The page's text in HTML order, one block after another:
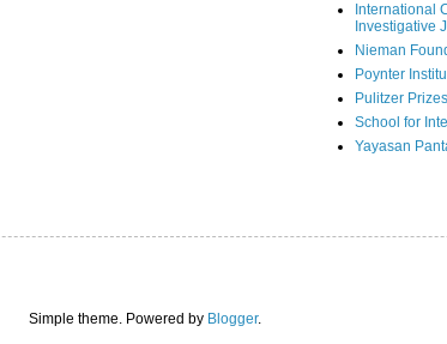
International
Investigative
Nieman
Poynter
Pulitzer Prizes
School for
Yayasan
Simple theme. Powered by Blogger.